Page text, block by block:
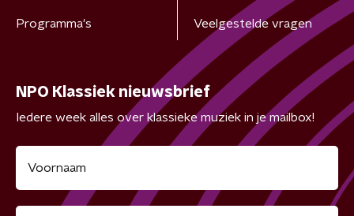
Programma's Veelgestelde vragen
NPO Klassiek nieuwsbrief
Iedere week alles over klassieke muziek in je mailbox!